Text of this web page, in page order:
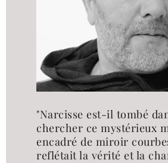
"Narcisse est-il tombé
chercher ce mystérieux
encadré de miroir
reflétait la vérité et la